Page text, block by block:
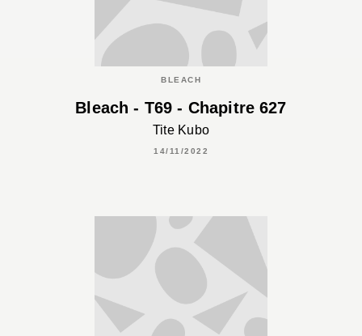
BLEACH
Bleach - T69 - Chapitre 627
Tite Kubo
14/11/2022